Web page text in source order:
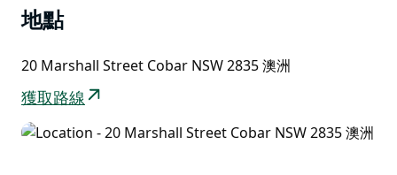
地點
20 Marshall Street Cobar NSW 2835 澳洲
獲取路線